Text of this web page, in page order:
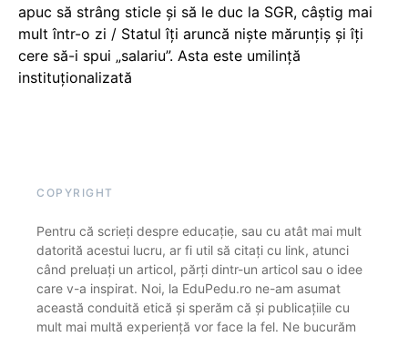
apuc să strâng sticle și să le duc la SGR, câștig mai
mult într-o zi / Statul îți aruncă niște mărunțiș și îți
cere să-i spui „salariu”. Asta este umilință
instituționalizată
COPYRIGHT
Pentru că scrieți despre educație, sau cu atât mai mult
datorită acestui lucru, ar fi util să citați cu link, atunci
când preluați un articol, părți dintr-un articol sau o idee
care v-a inspirat. Noi, la EduPedu.ro ne-am asumat
această conduită etică și sperăm că și publicațiile cu
mult mai multă experiență vor face la fel. Ne bucurăm